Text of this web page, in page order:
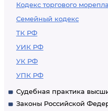
Кодекс торгового
Семейный кодекс
ТК РФ
УИК РФ
УК РФ
УПК РФ
Судебная практика
Законы Российской